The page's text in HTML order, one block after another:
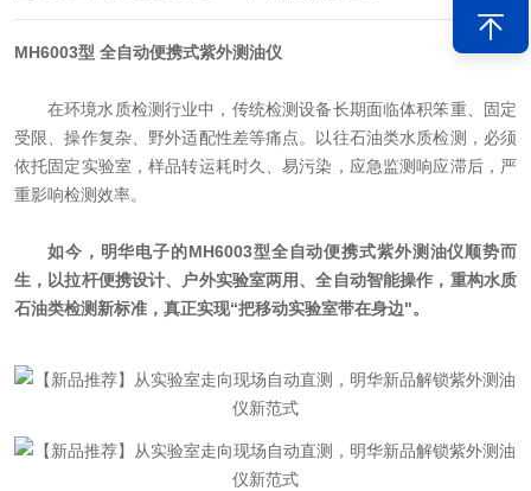
MH6003型 全自动便携式紫外测油仪
在环境水质检测行业中，传统检测设备长期面临体积笨重、固定
受限、操作复杂、野外适配性差等痛点。以往石油类水质检测，必须
依托固定实验室，样品转运耗时久、易污染，应急监测响应滞后，严
重影响检测效率。
如今，明华电子的MH6003型全自动便携式紫外测油仪顺势而
生，以拉杆便携设计、户外实验室两用、全自动智能操作，重构水质
石油类检测新标准，真正实现“把移动实验室带在身边"。